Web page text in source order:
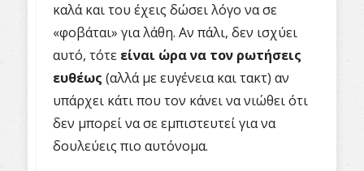
καλά και του έχεις δώσει λόγο να σε
«φοβάται» για λάθη. Αν πάλι, δεν ισχύει
αυτό, τότε είναι ώρα να τον ρωτήσεις
ευθέως (αλλά με ευγένεια και τακτ) αν
υπάρχει κάτι που τον κάνει να νιώθει ότι
δεν μπορεί να σε εμπιστευτεί για να
δουλεύεις πιο αυτόνομα.